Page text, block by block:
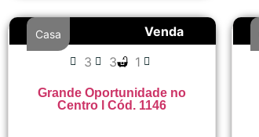
Venda
Casa
3 3 1
Grande Oportunidade no
Centro l Cód. 1146